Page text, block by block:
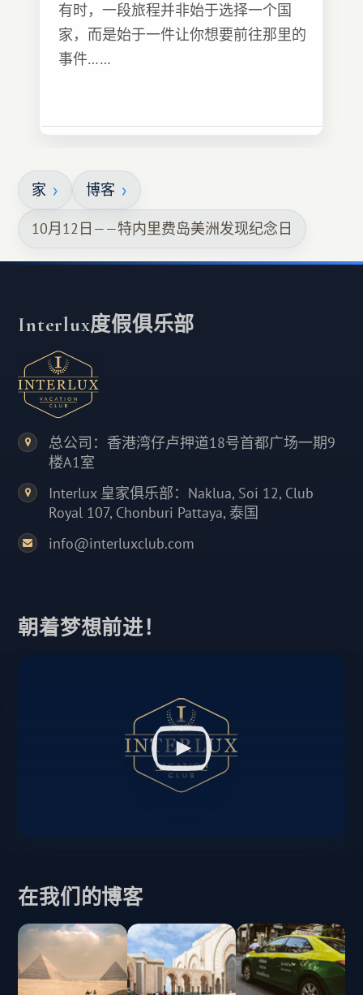
有时，一段旅程并非始于选择一个国
家，而是始于一件让你想要前往那里的
事件……
家 博客
10月12日——特内里费岛美洲发现纪念日
Interlux度假俱乐部
总公司：香港湾仔卢押道18号首都广场一期9
楼A1室
Interlux 皇家俱乐部：Naklua, Soi 12, Club
Royal 107, Chonburi Pattaya, 泰国
info@interluxclub.com
朝着梦想前进！
在我们的博客